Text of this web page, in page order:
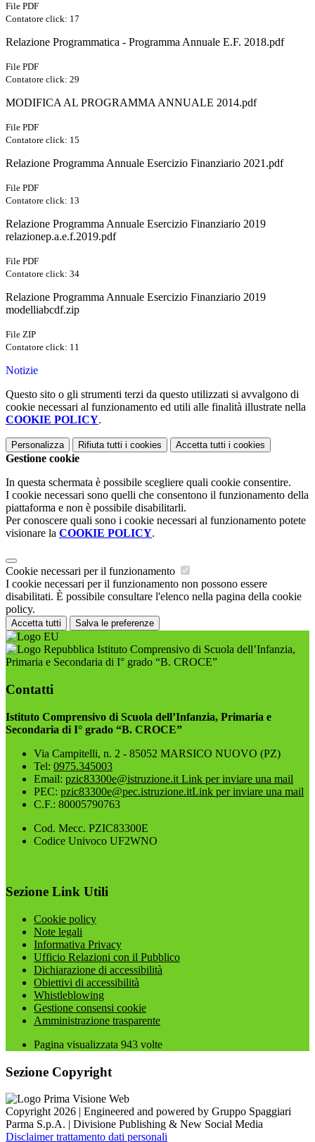
File PDF
Contatore click: 17
Relazione Programmatica - Programma Annuale E.F. 2018.pdf
File PDF
Contatore click: 29
MODIFICA AL PROGRAMMA ANNUALE 2014.pdf
File PDF
Contatore click: 15
Relazione Programma Annuale Esercizio Finanziario 2021.pdf
File PDF
Contatore click: 13
Relazione Programma Annuale Esercizio Finanziario 2019
relazionep.a.e.f.2019.pdf
File PDF
Contatore click: 34
Relazione Programma Annuale Esercizio Finanziario 2019
modelliabcdf.zip
File ZIP
Contatore click: 11
Notizie
Questo sito o gli strumenti terzi da questo utilizzati si avvalgono di
cookie necessari al funzionamento ed utili alle finalità illustrate nella
COOKIE POLICY.
Personalizza Rifiuta tutti i cookies Accetta tutti i cookies
Gestione cookie
In questa schermata è possibile scegliere quali cookie consentire.
I cookie necessari sono quelli che consentono il funzionamento della
piattaforma e non è possibile disabilitarli.
Per conoscere quali sono i cookie necessari al funzionamento potete
visionare la COOKIE POLICY.
Cookie necessari per il funzionamento
I cookie necessari per il funzionamento non possono essere
disabilitati. È possibile consultare l'elenco nella pagina della cookie
policy.
Accetta tutti Salva le preferenze
Istituto Comprensivo di Scuola dell’Infanzia,
Primaria e Secondaria di I° grado “B. CROCE”
Contatti
Istituto Comprensivo di Scuola dell’Infanzia, Primaria e
Secondaria di I° grado “B. CROCE”
Via Campitelli, n. 2 - 85052 MARSICO NUOVO (PZ)
Tel: 0975.345003
Email: pzic83300e@istruzione.it Link per inviare una mail
PEC: pzic83300e@pec.istruzione.itLink per inviare una mail
C.F.: 80005790763
Cod. Mecc. PZIC83300E
Codice Univoco UF2WNO
Sezione Link Utili
Cookie policy
Note legali
Informativa Privacy
Ufficio Relazioni con il Pubblico
Dichiarazione di accessibilità
Obiettivi di accessibilità
Whistleblowing
Gestione consensi cookie
Amministrazione trasparente
Pagina visualizzata 943 volte
Sezione Copyright
Copyright 2026 | Engineered and powered by Gruppo Spaggiari
Parma S.p.A. | Divisione Publishing & New Social Media
Disclaimer trattamento dati personali